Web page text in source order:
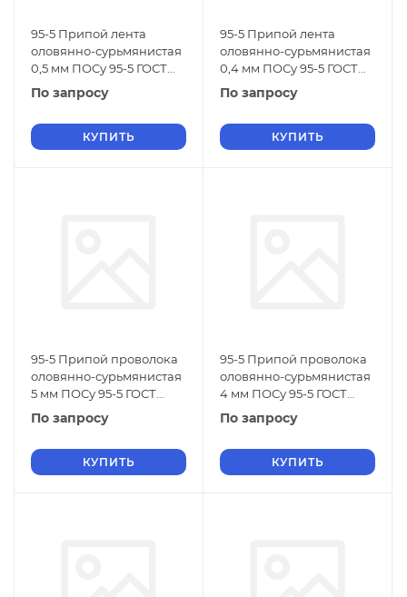
95-5 Припой лента
оловянно-сурьмянистая
0,5 мм ПОСу 95-5 ГОСТ
21931-76
По запросу
КУПИТЬ
95-5 Припой лента
оловянно-сурьмянистая
0,4 мм ПОСу 95-5 ГОСТ
21931-76
По запросу
КУПИТЬ
95-5 Припой проволока
оловянно-сурьмянистая
5 мм ПОСу 95-5 ГОСТ
21931-76
По запросу
КУПИТЬ
95-5 Припой проволока
оловянно-сурьмянистая
4 мм ПОСу 95-5 ГОСТ
21931-76
По запросу
КУПИТЬ